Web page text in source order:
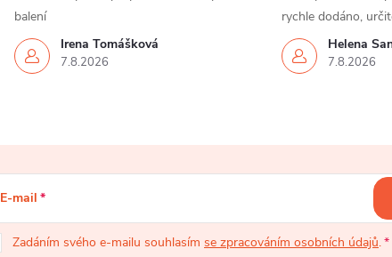
Irena Tomášková
7.8.2026
balení
Helena
7.8.2026
rychle dodáno,
E-mail
Zadáním svého e-mailu souhlasím se zpracováním osobních údajů.